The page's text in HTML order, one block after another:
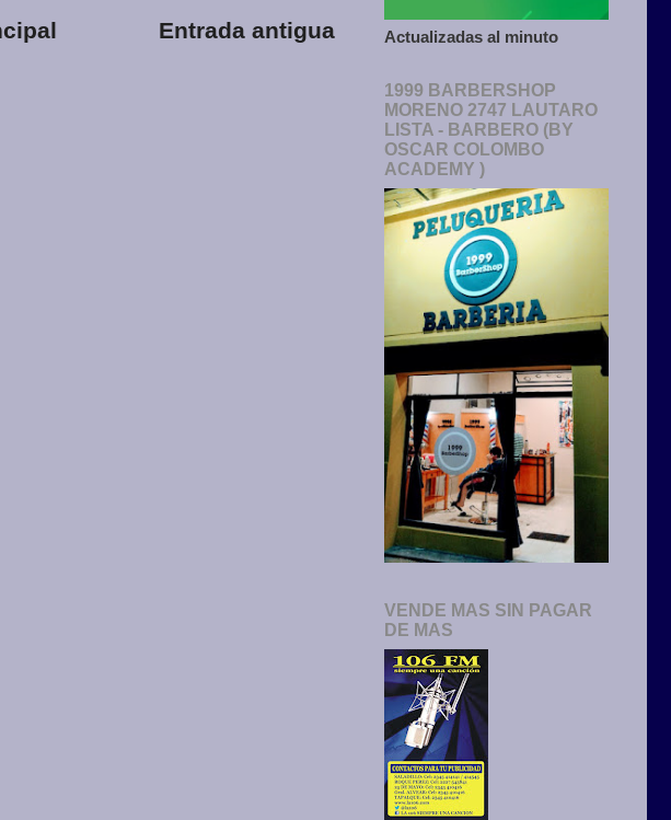
Entrada antigua Actualizadas al minuto
1999 BARBERSHOP
MORENO 2747 LAUTARO
LISTA - BARBERO (BY
OSCAR COLOMBO
ACADEMY )
VENDE MAS SIN PAGAR
DE MAS